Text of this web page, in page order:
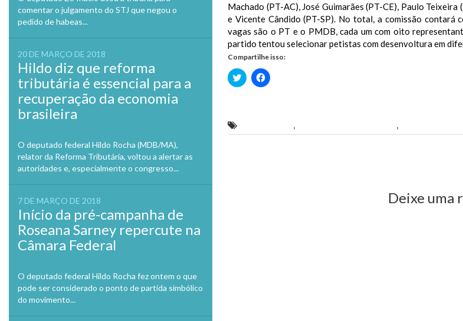
comentar o julgamento do STJ que negou o
pedido de habeas...
20 DE MARÇO DE 2018
Hildo diz que reforma
tributária é essencial para a
recuperação da economia
brasileira
O deputado federal Hildo Rocha (MDB/MA),
relator da Reforma Tributária, voltou a alertar as
autoridades e, especialmente o congresso...
7 DE MARÇO DE 2018
Início da pré-campanha de
Roseana Sarney repercute na
Câmara Federal
O deputado federal Hildo Rocha fez ontem o que
pode ser considerado o ponto de partida simbólico
do movimento...
Machado (PT-AC), José Guimarães (PT-CE), Paulo
e Vicente Cândido (PT-SP). No total, a comissão contará
vagas são o PT e o PMDB, cada um com oito
partido tentou selecionar petistas com desenvoltura em
Compartilhe isso:
Clique
para
Clique
para
, ,
Deixe uma